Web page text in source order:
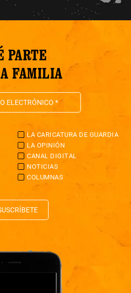
PARTE
FAMILIA
LA CARICATURA DE GUARDIA
LA OPINIÓN
CANAL DIGITAL
NOTICIAS
COLUMNAS